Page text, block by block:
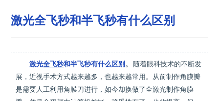
激光全飞秒和半飞秒有什么区别
激光全飞秒和半飞秒有什么区别 。随着眼科技术的不断发
展，近视手术方式越来越多，也越来越常用。从前制作角膜瓣
是需要人工利用角膜刀进行，如今却换做了全激光制作角膜